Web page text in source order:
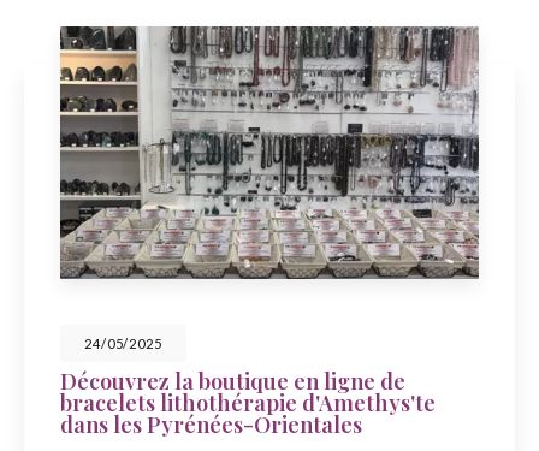
ligne de Célébrez la fête des
Amethys'te à Sainte-